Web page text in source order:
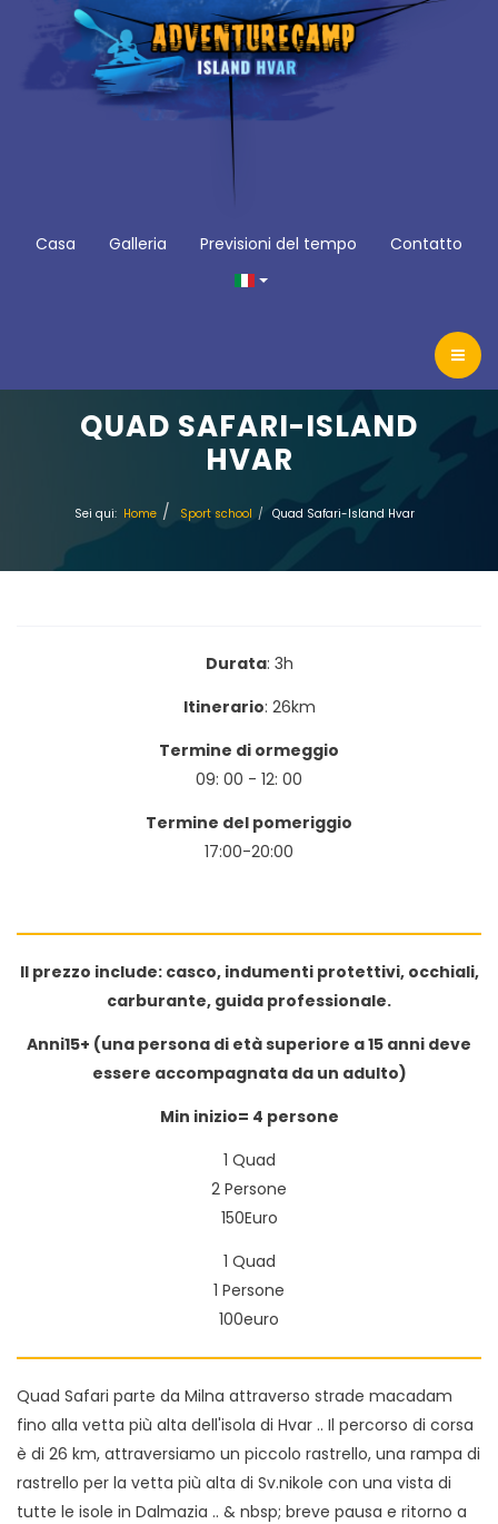
Casa Galleria Previsioni del tempo Contatto
QUAD SAFARI-ISLAND
HVAR
Sei qui: Home Sport school Quad Safari-Island Hvar
Durata: 3h
Itinerario: 26km
Termine di ormeggio
09: 00 - 12: 00
Termine del pomeriggio
17:00-20:00
Il prezzo include: casco, indumenti protettivi, occhiali,
carburante, guida professionale.
Anni15+ (una persona di età superiore a 15 anni deve
essere accompagnata da un adulto)
Min inizio= 4 persone
1 Quad
2 Persone
150Euro
1 Quad
1 Persone
100euro
Quad Safari parte da Milna attraverso strade macadam
fino alla vetta più alta dell'isola di Hvar .. Il percorso di corsa
è di 26 km, attraversiamo un piccolo rastrello, una rampa di
rastrello per la vetta più alta di Sv.nikole con una vista di
tutte le isole in Dalmazia .. & nbsp; breve pausa e ritorno a